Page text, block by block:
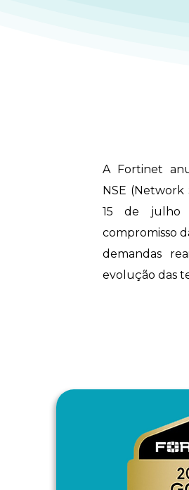
A Fortinet
NSE
15 de julho
compromisso
demandas
evolução das